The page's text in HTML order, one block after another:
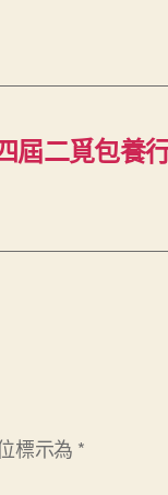
屆二覓包養
標示為 *